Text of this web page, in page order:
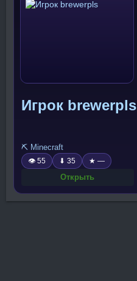
Игрок brewerpls
⛏️ Minecraft
👁 55 ⬇ 35 ★ —
Открыть